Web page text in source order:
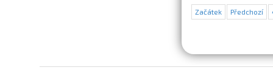
Začátek Předchozí